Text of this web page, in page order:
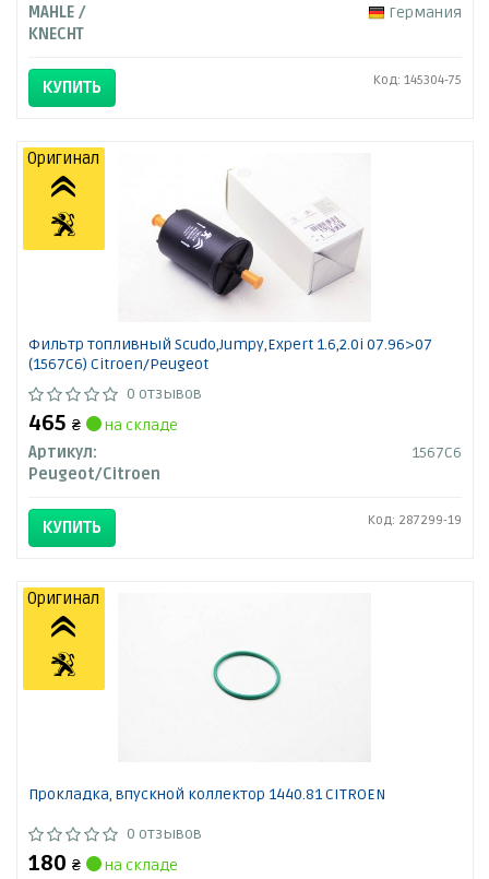
MAHLE /
KNECHT
Германия
КУПИТЬ Код: 145304-75
Фильтр топливный Scudo,Jumpy,Expert 1.6,2.0i 07.96>07
(1567C6) Citroen/Peugeot
0 отзывов
465 ₴
на складе
Артикул:
1567C6
Peugeot/Citroen
КУПИТЬ Код: 287299-19
Оригинал
Прокладка, впускной коллектор 1440.81 CITROEN
0 отзывов
180 ₴
на складе
Оригинал